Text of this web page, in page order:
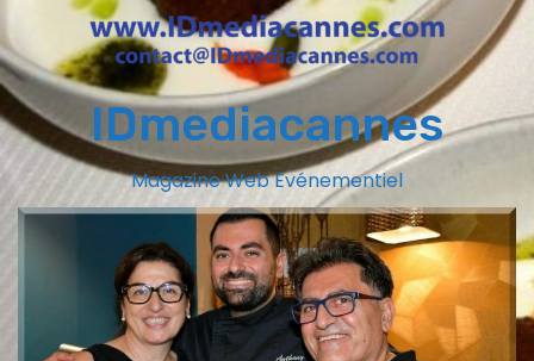
IDmediacannes
Magazine Web Evénementiel